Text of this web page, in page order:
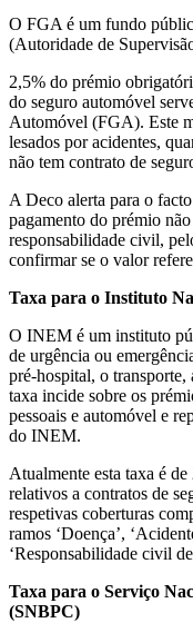
O FGA é um fundo
(Autoridade de
2,5% do prémio
do seguro automóvel
Automóvel (FGA). Este
lesados por acidentes,
não tem contrato de
A Deco alerta para o
pagamento do prémio
responsabilidade civil,
confirmar se o valor
Taxa para o Instituto
O INEM é um instituto
de urgência ou
pré-hospital, o transporte,
taxa incide sobre os
pessoais e automóvel e
do INEM.
Atualmente esta taxa é
relativos a contratos de
respetivas coberturas
ramos ‘Doença’,
‘Responsabilidade civil
Taxa para o Serviço
(SNBPC)